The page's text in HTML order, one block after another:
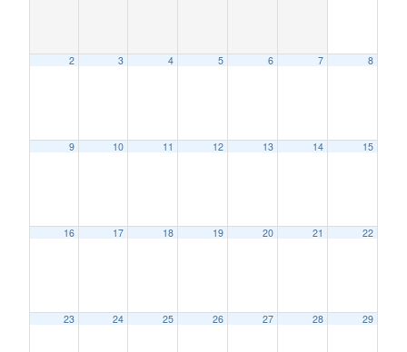
2 3 4 5 6 7 8
9 10 11 12 13 14 15
16 17 18 19 20 21 22
23 24 25 26 27 28 29